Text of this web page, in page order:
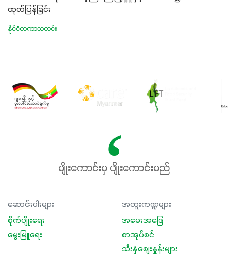
ထုတ်ပြန်ခြင်း
နိုင်ငံတကာသတင်း
မျိုးကောင်းမှ ပျိုးကောင်းမည်
ဆောင်းပါးများ
စိုက်ပျိုးရေး
မွေးမြူရေး
အထူးကဏ္ဍများ
အမေးအဖြေ
စာအုပ်စင်
သီးနှံစျေးနှုန်းများ